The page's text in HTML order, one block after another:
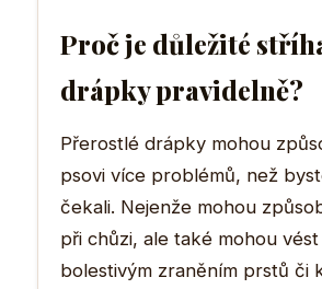
Proč je důležité
drápky pravidelně?
Přerostlé drápky mohou
psovi více problémů, než
čekali. Nejenže mohou
při chůzi, ale také mohou
bolestivým zraněním prstů či